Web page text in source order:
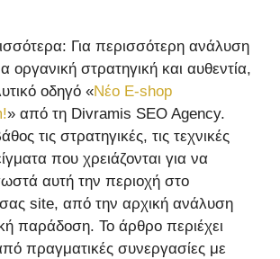
Για περισσότερη ανάλυση
στρατηγική και αυθεντία,
οδηγό «Νέο E-shop
» από τη Divramis SEO Agency.
τις στρατηγικές, τις τεχνικές
που χρειάζονται για να
αυτή την περιοχή στο
σας site, από την αρχική ανάλυση
παράδοση. Το άρθρο περιέχει
πραγματικές συνεργασίες με